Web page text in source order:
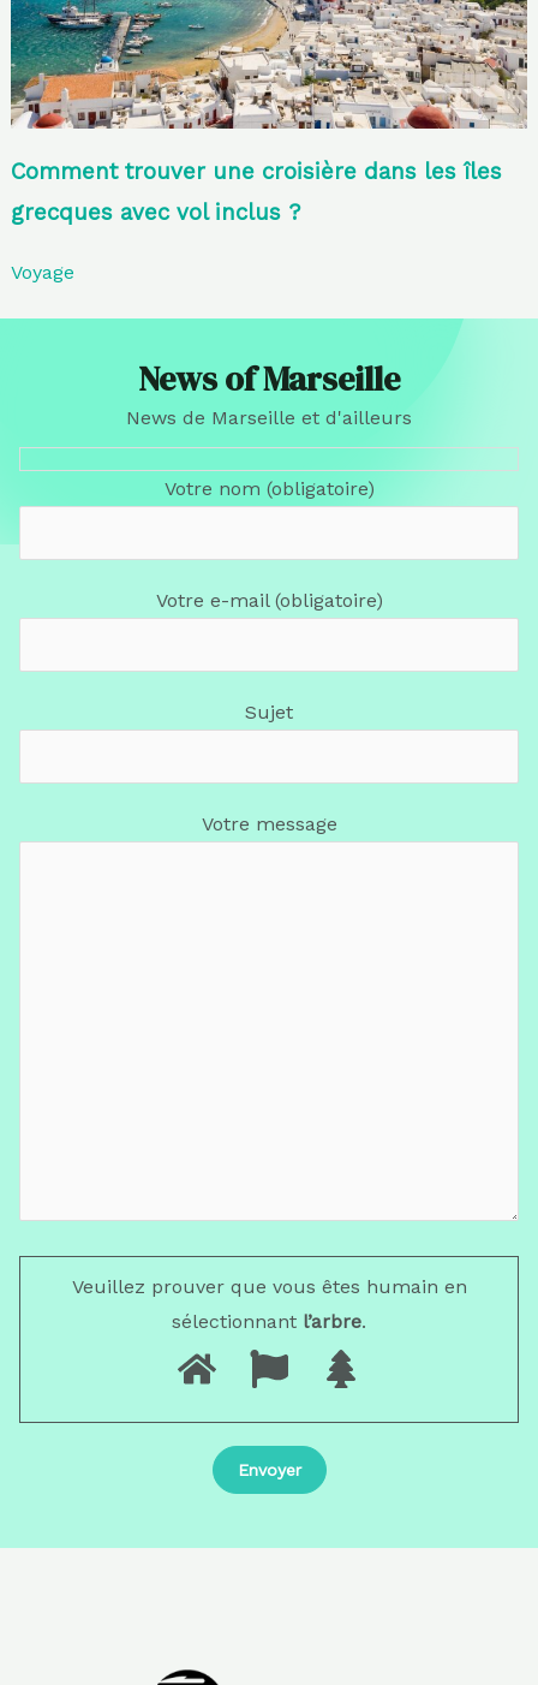
Comment trouver une croisière dans les îles
grecques avec vol inclus ?
Voyage
News of Marseille
News de Marseille et d'ailleurs
Votre nom (obligatoire)
Votre e-mail (obligatoire)
Sujet
Votre message
Veuillez prouver que vous êtes humain en
sélectionnant l’arbre.